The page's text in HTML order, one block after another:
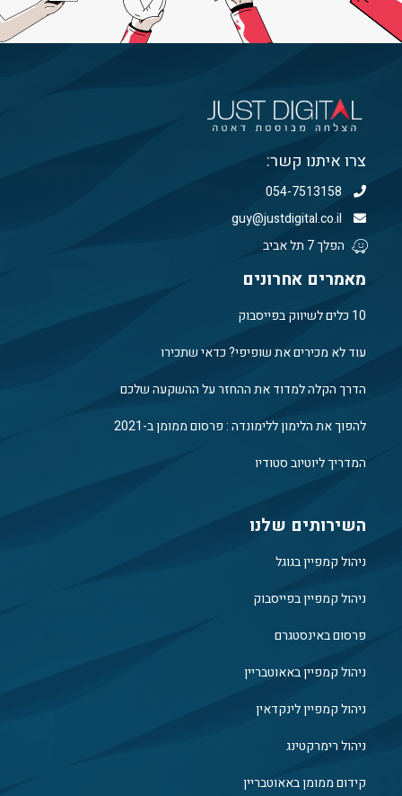
צרו איתנו קשר:
הפלך 7 תל אביב
מאמרים אחרונים
10 כלים לשיווק בפייסבוק
עוד לא מכירים את שופיפי? כדאי שתכירו
הדרך הקלה למדוד את ההחזר על ההשקעה שלכם
להפוך את הלימון ללימונדה : פרסום ממומן ב-2021
המדריך ליוטיוב סטודיו
השירותים שלנו
ניהול קמפיין בגוגל
ניהול קמפיין בפייסבוק
פרסום באינסטגרם
ניהול קמפיין באאוטבריין
ניהול קמפיין לינקדאין
ניהול רימרקטינג
קידום ממומן באאוטבריין